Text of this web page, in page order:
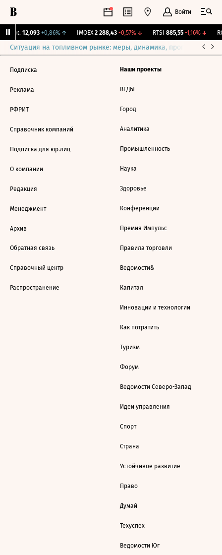
Войти
Бирж. 12,093 +0,86%↑ IMOEX 2 288,43 -0,57%↓ RTSI 885,55 -1,16%↓
Ситуация на топливном рынке: меры, динамика, прогнозы
Подписка
Реклама
РФРИТ
Справочник компаний
Подписка для юр.лиц
О компании
Редакция
Менеджмент
Архив
Обратная связь
Справочный центр
Распространение
Наши проекты
ВЕДЫ
Город
Аналитика
Промышленность
Наука
Здоровье
Конференции
Премия Импульс
Правила торговли
Ведомости&
Капитал
Инновации и технологии
Как потратить
Туризм
Форум
Ведомости Северо-Запад
Идеи управления
Спорт
Страна
Устойчивое развитие
Право
Думай
Техуспех
Ведомости Юг